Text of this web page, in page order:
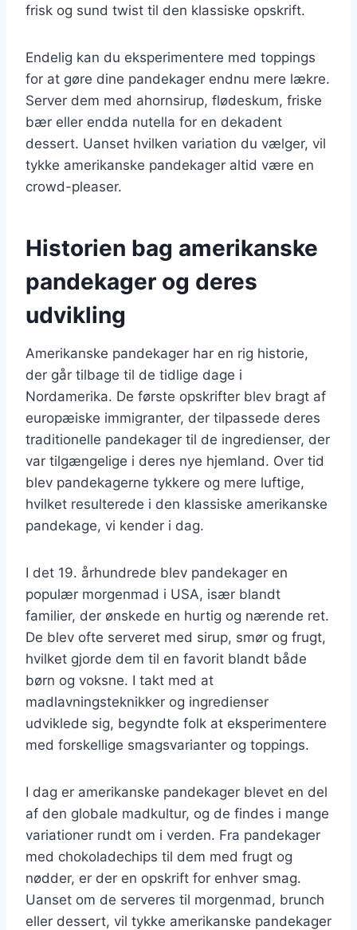
frisk og sund twist til den klassiske opskrift.
Endelig kan du eksperimentere med toppings
for at gøre dine pandekager endnu mere lækre.
Server dem med ahornsirup, flødeskum, friske
bær eller endda nutella for en dekadent
dessert. Uanset hvilken variation du vælger, vil
tykke amerikanske pandekager altid være en
crowd-pleaser.
Historien bag amerikanske
pandekager og deres
udvikling
Amerikanske pandekager har en rig historie,
der går tilbage til de tidlige dage i
Nordamerika. De første opskrifter blev bragt af
europæiske immigranter, der tilpassede deres
traditionelle pandekager til de ingredienser, der
var tilgængelige i deres nye hjemland. Over tid
blev pandekagerne tykkere og mere luftige,
hvilket resulterede i den klassiske amerikanske
pandekage, vi kender i dag.
I det 19. århundrede blev pandekager en
populær morgenmad i USA, især blandt
familier, der ønskede en hurtig og nærende ret.
De blev ofte serveret med sirup, smør og frugt,
hvilket gjorde dem til en favorit blandt både
børn og voksne. I takt med at
madlavningsteknikker og ingredienser
udviklede sig, begyndte folk at eksperimentere
med forskellige smagsvarianter og toppings.
I dag er amerikanske pandekager blevet en del
af den globale madkultur, og de findes i mange
variationer rundt om i verden. Fra pandekager
med chokoladechips til dem med frugt og
nødder, er der en opskrift for enhver smag.
Uanset om de serveres til morgenmad, brunch
eller dessert, vil tykke amerikanske pandekager